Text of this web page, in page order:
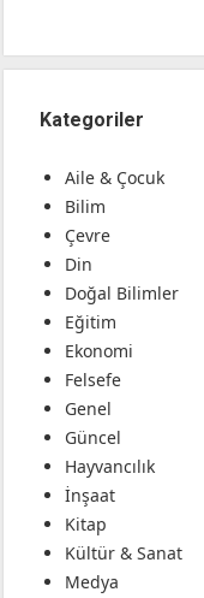
Kategoriler
Aile & Çocuk
Bilim
Çevre
Din
Doğal Bilimler
Eğitim
Ekonomi
Felsefe
Genel
Güncel
Hayvancılık
İnşaat
Kitap
Kültür & Sanat
Medya